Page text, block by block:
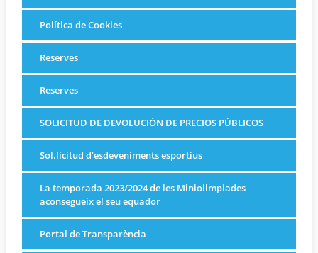
Política de Cookies
Reserves
Reserves
SOLICITUD DE DEVOLUCIÓN DE PRECIOS PÚBLICOS
Sol.licitud d’esdeveniments esportius
La temporada 2023/2024 de les Miniolimpiades
aconsegueix el seu equador
Portal de Transparència